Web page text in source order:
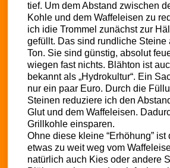
tief. Um dem Abstand zwischen
Kohle und dem Waffeleisen zu
ich idie Trommel zunächst zur
gefüllt. Das sind rundliche Steine
Ton. Sie sind günstig, absolut
wiegen fast nichts. Blähton ist
bekannt als „Hydrokultur“. Ein
nur ein paar Euro. Durch die
Steinen reduziere ich den
Glut und dem Waffeleisen.
Grillkohle einsparen.
Ohne diese kleine “Erhöhung” ist
etwas zu weit weg vom
natürlich auch Kies oder andere